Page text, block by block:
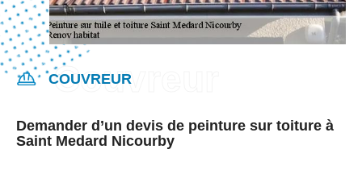
COUVREUR
Demander d’un devis de peinture sur toiture à
Saint Medard Nicourby